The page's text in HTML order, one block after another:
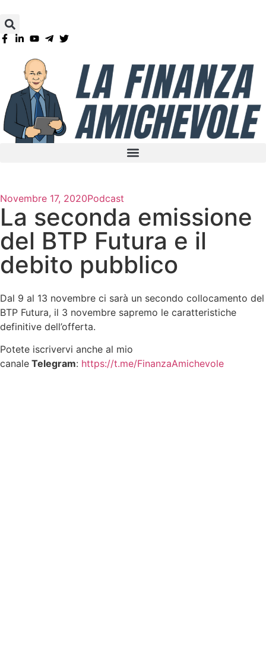
Novembre 17, 2020Podcast
La seconda emissione
del BTP Futura e il
debito pubblico
Dal 9 al 13 novembre ci sarà un secondo collocamento del
BTP Futura, il 3 novembre sapremo le caratteristiche
definitive dell’offerta.
Potete iscrivervi anche al mio
canale Telegram: https://t.me/FinanzaAmichevole